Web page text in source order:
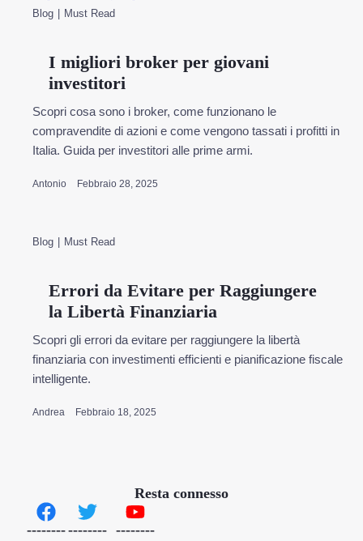
Blog Must Read
I migliori broker per giovani
investitori
Scopri cosa sono i broker, come funzionano le
compravendite di azioni e come vengono tassati i profitti in
Italia. Guida per investitori alle prime armi.
Antonio Febbraio 28, 2025
Blog Must Read
Errori da Evitare per Raggiungere
la Libertà Finanziaria
Scopri gli errori da evitare per raggiungere la libertà
finanziaria con investimenti efficienti e pianificazione fiscale
intelligente.
Andrea Febbraio 18, 2025
Resta connesso
---------------- --------